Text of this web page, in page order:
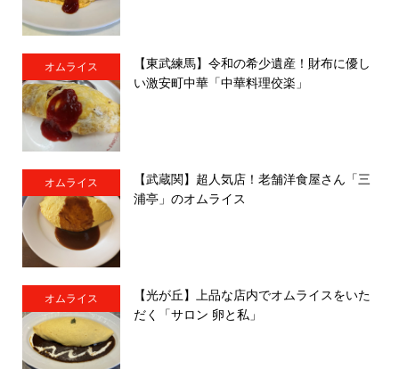
オムライス
【東武練馬】令和の希少遺産！財布に優し
い激安町中華「中華料理佼楽」
オムライス
【武蔵関】超人気店！老舗洋食屋さん「三
浦亭」のオムライス
オムライス
【光が丘】上品な店内でオムライスをいた
だく「サロン 卵と私」